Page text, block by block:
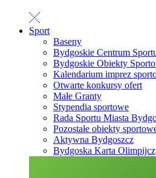
Sport
Baseny
Bydgoskie Centrum
Bydgoskie Obiekty
Kalendarium imprez
Otwarte konkursy ofert
Małe Granty
Stypendia sportowe
Rada Sportu Miasta
Pozostałe obiekty
Aktywna Bydgoszcz
Bydgoska Karta